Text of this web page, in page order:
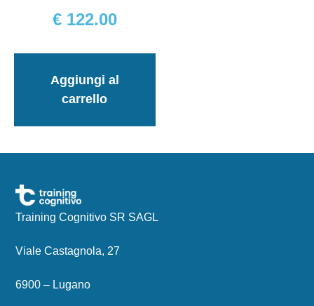
€122.00
Aggiungi al
carrello
Training Cognitivo SR SAGL
Viale Castagnola, 27
6900 – Lugano